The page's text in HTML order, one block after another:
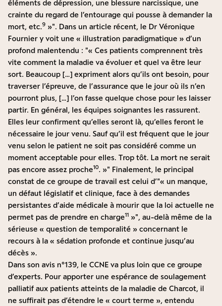
éléments de dépression, une blessure narcissique, une
crainte du regard de l’entourage qui pousse à demander la
mort, etc.9 » . Dans un article récent, le Dr Véronique
Fournier y voit une « illustration paradigmatique » d’un
profond malentendu :
« Ces patients comprennent très
vite comment la maladie va évoluer et quel va être leur
sort. Beaucoup […] expriment alors qu’ils ont besoin, pour
traverser l’épreuve, de l’assurance que le jour où ils n’en
pourront plus, […] l’on fasse quelque chose pour les laisser
partir. En général, les équipes soignantes les rassurent.
Elles leur confirment qu’elles seront là, qu’elles feront le
nécessaire le jour venu. Sauf qu’il est fréquent que le jour
venu selon le patient ne soit pas considéré comme un
moment acceptable pour elles. Trop tôt. La mort ne serait
pas encore assez proche10. »
Finalement, le principal
constat de ce groupe de travail est celui d’ « un manque,
un défaut législatif et clinique, face à des demandes
persistantes d’aide médicale à mourir que la loi actuelle ne
permet pas de prendre en charge11 » , au-delà même de la
sérieuse « question de temporalité » concernant le
recours à la « sédation profonde et continue jusqu’au
décès ».
Dans son avis n°139, le CCNE va plus loin que ce groupe
d’experts. Pour apporter une espérance de soulagement
palliatif aux patients atteints de la maladie de Charcot, il
ne suffirait pas d’étendre le « court terme », entendu